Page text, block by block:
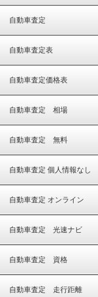
自動車査定
自動車査定表
自動車査定価格表
自動車査定 相場
自動車査定 無料
自動車査定 個人情報なし
自動車査定 オンライン
自動車査定 光速ナビ
自動車査定 資格
自動車査定 走行距離